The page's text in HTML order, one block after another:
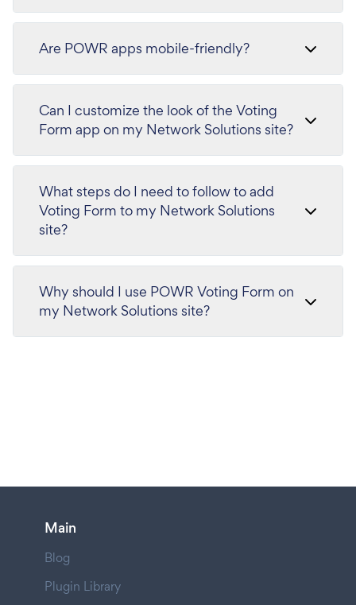
Are POWR apps mobile-friendly?
Can I customize the look of the Voting
Form app on my Network Solutions site?
What steps do I need to follow to add
Voting Form to my Network Solutions
site?
Why should I use POWR Voting Form on
my Network Solutions site?
Main
Blog
Plugin Library